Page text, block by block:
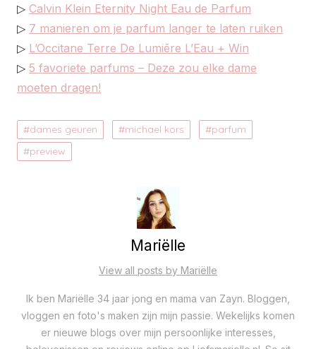
▷ Calvin Klein Eternity Night Eau de Parfum
▷ 7 manieren om je parfum langer te laten ruiken
▷ L’Occitane Terre De Lumiēre L’Eau + Win
▷ 5 favoriete parfums – Deze zou elke dame
moeten dragen!
dames geuren michael kors
parfum
preview
Mariëlle
View all posts by Mariëlle
Ik ben Mariëlle 34 jaar jong en mama van Zayn. Bloggen,
vloggen en foto's maken zijn mijn passie. Wekelijks komen
er nieuwe blogs over mijn persoonlijke interesses,